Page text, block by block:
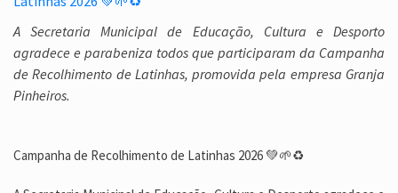
A Secretaria Municipal de Educação, Cultura e Desporto
agradece e parabeniza todos que participaram da Campanha
de Recolhimento de Latinhas, promovida pela empresa Granja
Pinheiros.
Campanha de Recolhimento de Latinhas 2026 💚🌱♻️